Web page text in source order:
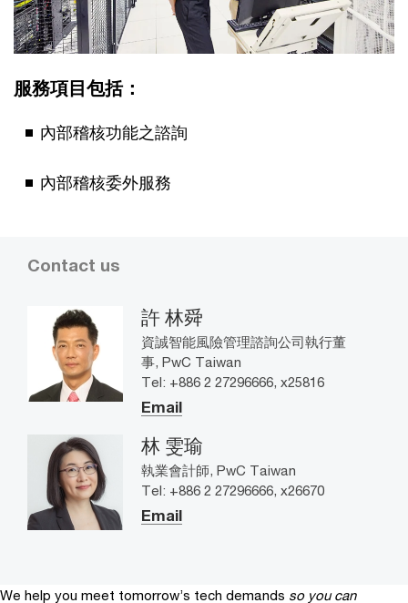
服務項目包括：
內部稽核功能之諮詢
內部稽核委外服務
Contact us
許 林舜
資誠智能風險管理諮詢公司執行董
事, PwC Taiwan
Tel: +886 2 27296666, x25816
Email
林 雯瑜
執業會計師, PwC Taiwan
Tel: +886 2 27296666, x26670
Email
We help you meet tomorrow’s tech demands so you can